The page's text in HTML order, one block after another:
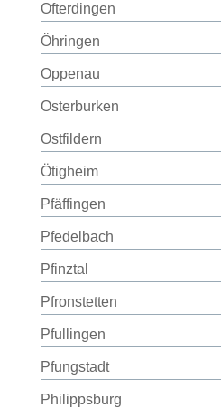
Ofterdingen
Öhringen
Oppenau
Osterburken
Ostfildern
Ötigheim
Pfäffingen
Pfedelbach
Pfinztal
Pfronstetten
Pfullingen
Pfungstadt
Philippsburg